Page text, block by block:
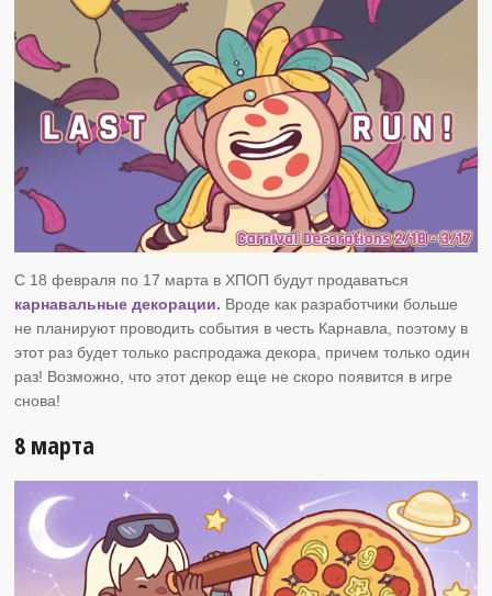
С 18 февраля по 17 марта в ХПОП будут продаваться
карнавальные декорации. Вроде как разработчики больше
не планируют проводить события в честь Карнавла, поэтому в
этот раз будет только распродажа декора, причем только один
раз! Возможно, что этот декор еще не скоро появится в игре
снова!
8 марта